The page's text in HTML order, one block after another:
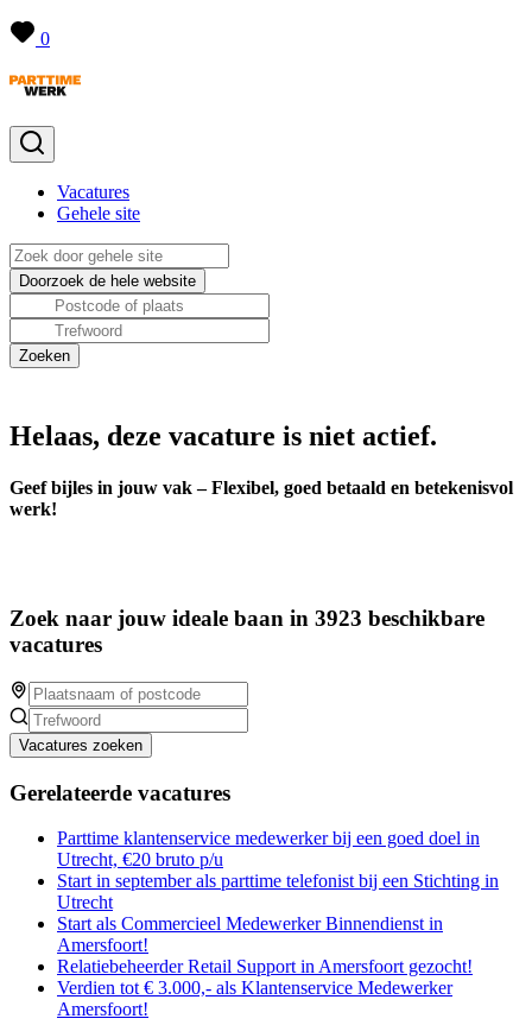
0
Vacatures
Gehele site
Helaas, deze vacature is niet actief.
Geef bijles in jouw vak – Flexibel, goed betaald en betekenisvol
werk!
Zoek naar jouw ideale baan in 3923 beschikbare
vacatures
Vacatures zoeken
Gerelateerde vacatures
Parttime klantenservice medewerker bij een goed doel in
Utrecht, €20 bruto p/u
Start in september als parttime telefonist bij een Stichting in
Utrecht
Start als Commercieel Medewerker Binnendienst in
Amersfoort!
Relatiebeheerder Retail Support in Amersfoort gezocht!
Verdien tot € 3.000,- als Klantenservice Medewerker
Amersfoort!